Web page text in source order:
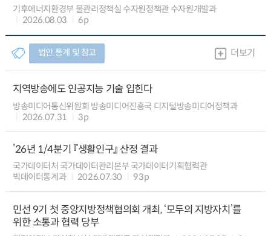
기후에너지환경부 물관리정책실 수자원정책관 수자원개발과
2026.08.03
6p
법안.통계 및 참고 더보기
지역방송에도 인공지능 기술 입힌다
방송미디어통신위원회 방송미디어진흥국 디지털방송미디어정책과
2026.07.31
3p
’26년 1/4분기 『생활인구』 산정 결과
국가데이터처 국가데이터관리본부 국가데이터기획협력관
빅데이터통계과
2026.07.30 93p
민선 9기 첫 중앙지방정책협의회 개최, ‘모두의 지방자치’를
위한 소통과 협력 당부